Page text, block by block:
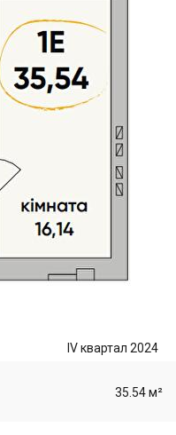
IV квартал 2024
35.54 м²